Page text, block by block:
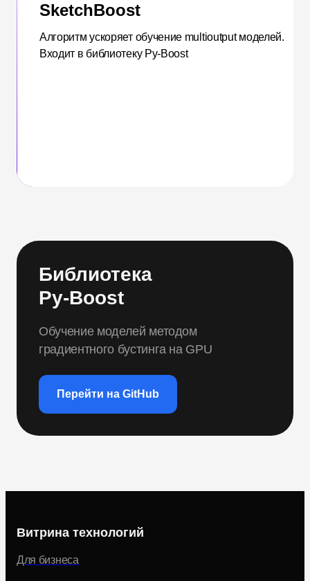
SketchBoost
Алгоритм ускоряет обучение multioutput моделей.
Входит в библиотеку Py-Boost
Библиотека
Py-Boost
Обучение моделей методом
градиентного бустинга на GPU
Перейти на GitHub
Витрина технологий
Для бизнеса